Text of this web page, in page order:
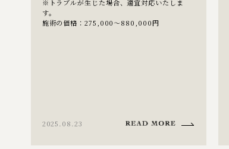
※トラブルが生じた場合、適宜対応いたしま
す。
施術の価格：275,000～880,000円
2025.08.23